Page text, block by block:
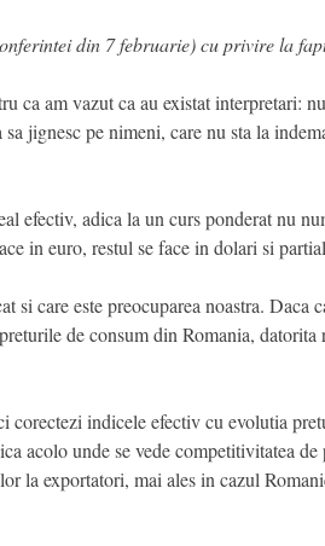
din 7 februarie) cu privire la
ca am vazut ca au existat interpretari:
jignesc pe nimeni, care nu sta la
efectiv, adica la un curs ponderat nu
in euro, restul se face in dolari si
si care este preocuparea noastra.
de consum din Romania,
indicele efectiv cu evolutia
acolo unde se vede competitivitatea
la exportatori, mai ales in cazul